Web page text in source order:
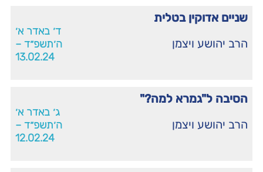
שניים אדוקין בטלית
הרב יהושע ויצמן
ד׳ באדר א׳
ה׳תשפ״ד –
13.02.24
הסיבה ל"גמרא למה?"
הרב יהושע ויצמן
ג׳ באדר א׳
ה׳תשפ״ד –
12.02.24